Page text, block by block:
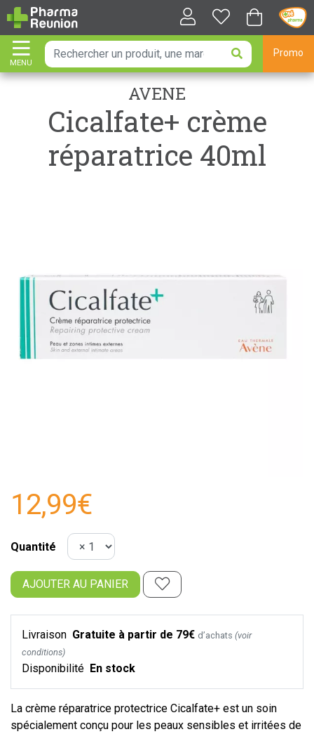
MENU
AFFICHER LA NAVIGATION
Promo
AVENE
Cicalfate+ crème
réparatrice 40ml
12,99€
Quantité
AJOUTER AU PANIER
Livraison Gratuite à partir de 79€ d’achats (voir
conditions)
Disponibilité En stock
La crème réparatrice protectrice Cicalfate+ est un soin
spécialement conçu pour les peaux sensibles et irritées de